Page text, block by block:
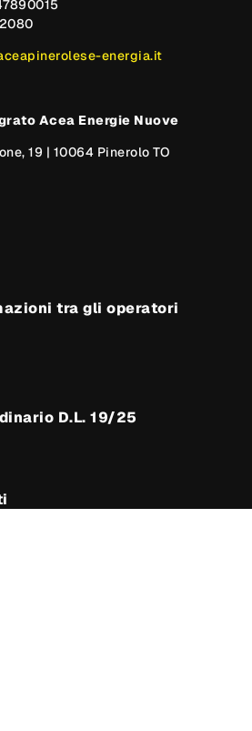
energia.it
Acea Energie Nuove
19 | 10064 Pinerolo TO
tra gli operatori
D.L. 19/25